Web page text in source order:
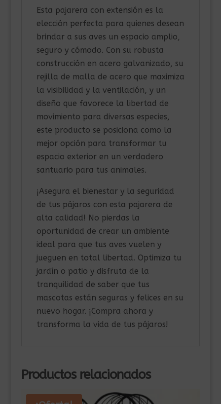
Esta pajarera con extensión es la
elección perfecta para quienes desean
brindar a sus aves un espacio amplio,
seguro y cómodo. Con su robusta
construcción en acero galvanizado, su
rejilla de malla de acero que maximiza
la visibilidad y la ventilación, y un
diseño que favorece la libertad de
movimiento para diversas especies,
este producto se posiciona como la
mejor opción para transformar tu
espacio exterior en un verdadero
santuario para tus animales.
¡Asegura el bienestar y la seguridad
de tus pájaros con esta pajarera de
alta calidad! No pierdas la
oportunidad de crear un ambiente
ideal para que tus aves vuelen y
jueguen en total libertad. Optimiza tu
jardín o patio y disfruta de la
tranquilidad de saber que tus
mascotas están seguras y felices en su
nuevo hogar. ¡Compra ahora y
transforma la vida de tus pájaros!
Productos relacionados